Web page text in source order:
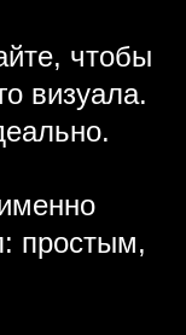
чтобы
визуала.
простым,